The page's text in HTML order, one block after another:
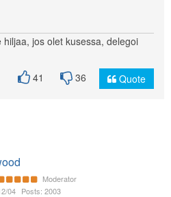
jos olet kusessa, delegoi
41 36 Quote
Moderator
04 Posts: 2003